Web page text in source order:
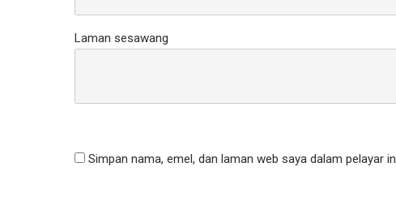
Laman sesawang
Simpan nama, emel, dan laman web saya dalam pelayar